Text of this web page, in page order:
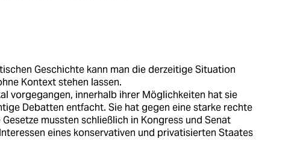
Geschichte kann man die derzeitige Situation
Kontext stehen lassen.
vorgegangen, innerhalb ihrer Möglichkeiten hat sie
Debatten entfacht. Sie hat gegen eine starke rechte
mussten schließlich in Kongress und Senat
eines konservativen und privatisierten Staates